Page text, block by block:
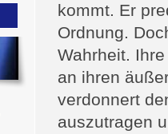
kommt. Er
Ordnung.
Wahrheit.
an ihren
verdonnert
auszutragen